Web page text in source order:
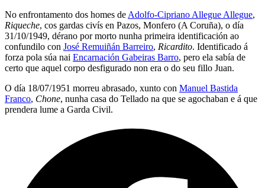
No enfrontamento dos homes de Adolfo-Cipriano Allegue Allegue,
Riqueche, cos gardas civís en Pazos, Monfero (A Coruña), o día
31/10/1949, dérano por morto nunha primeira identificación ao
confundilo con José Remuiñán Barreiro, Ricardito. Identificado á
forza pola súa nai Encarnación Gabeiras Barro, pero ela sabía de
certo que aquel corpo desfigurado non era o do seu fillo Juan.
O día 18/07/1951 morreu abrasado, xunto con Manuel Bastida
Franco, Chone, nunha casa do Tellado na que se agochaban e á que
prendera lume a Garda Civil.